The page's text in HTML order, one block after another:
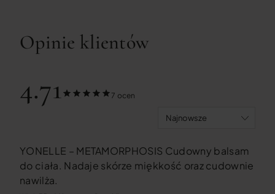
Opinie klientów
4.71 7 ocen
YONELLE – METAMORPHOSIS Cudowny balsam
do ciała. Nadaje skórze miękkość oraz cudownie
nawilża.